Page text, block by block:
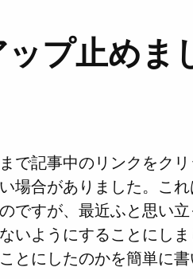
プ止めま
で記事中のリンクをク
場合がありました。こ
ですが、最近ふと思い
いようにすることにし
とにしたのかを簡単に書